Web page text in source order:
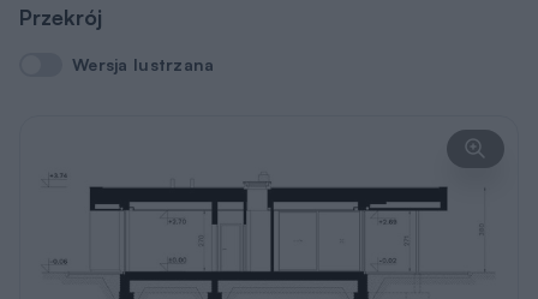
Przekrój
Wersja lustrzana
Wersja lustrzana